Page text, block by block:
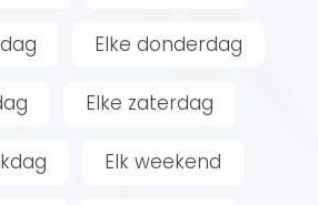
Elke donderdag
Elke zaterdag
Elk weekend